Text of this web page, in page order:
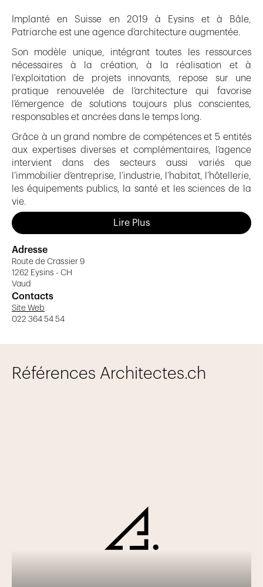
Implanté en Suisse en 2019 à Eysins et à Bâle,
Patriarche est une agence d’architecture augmentée.
Son modèle unique, intégrant toutes les ressources
nécessaires à la création, à la réalisation et à
l'exploitation de projets innovants, repose sur une
pratique renouvelée de l’architecture qui favorise
l’émergence de solutions toujours plus conscientes,
responsables et ancrées dans le temps long.
Grâce à un grand nombre de compétences et 5 entités
aux expertises diverses et complémentaires, l’agence
intervient dans des secteurs aussi variés que
l’immobilier d’entreprise, l’industrie, l’habitat, l’hôtellerie,
les équipements publics, la santé et les sciences de la
vie.
Nos services
Laboratoires | Clean Concept | Life Science
Réhabilitation
Industrie
Tertiaire
Enseignements
Lire Plus
Adresse
Route de Crassier 9
1262 Eysins - CH
Vaud
Contacts
Site Web
022 364 54 54
Références Architectes.ch